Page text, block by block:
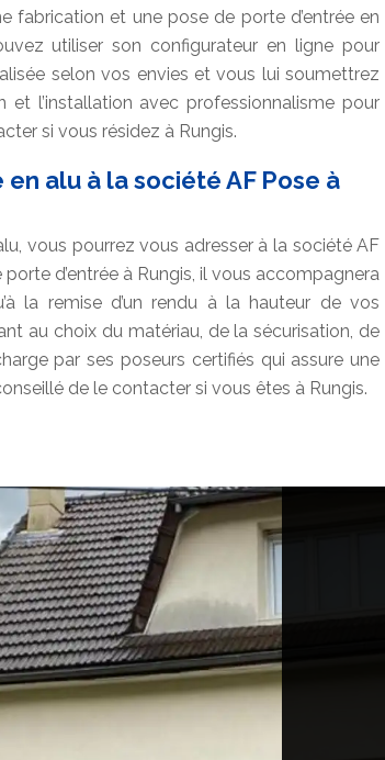
fabrication et une pose de porte d’entrée en
utiliser son configurateur en ligne pour
selon vos envies et vous lui soumettrez
l’installation avec professionnalisme pour
si vous résidez à Rungis.
alu à la société AF Pose à
vous pourrez vous adresser à la société AF
d’entrée à Rungis, il vous accompagnera
la remise d’un rendu à la hauteur de vos
au choix du matériau, de la sécurisation, de
par ses poseurs certifiés qui assure une
de le contacter si vous êtes à Rungis.